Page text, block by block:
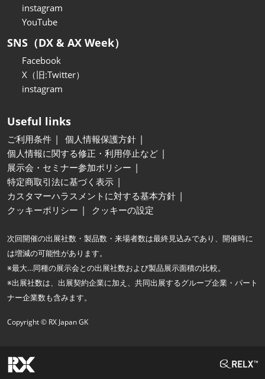
instagram
YouTube
SNS（DX & AX Week）
Facebook
X（旧:Twitter）
instagram
Useful links
ご利用条件
個人情報保護方針
個人情報に関する修正・利用停止など
展示会・セミナー参加ポリシー
特定商取引法に基づく表示
カスタマーハラスメントに対する基本方針
クッキーポリシー
クッキーの設定
次回開催の出展社数・製品数・来場者数は最終見込みであり、開催時に
は増減の可能性があります。
※最大…同種の展示会との出展社数および製品展示面積の比較。
※出展社数は、出展契約企業に加え、共同出展するグループ企業・パート
ナー企業数も含みます。
Copyright © RX Japan GK